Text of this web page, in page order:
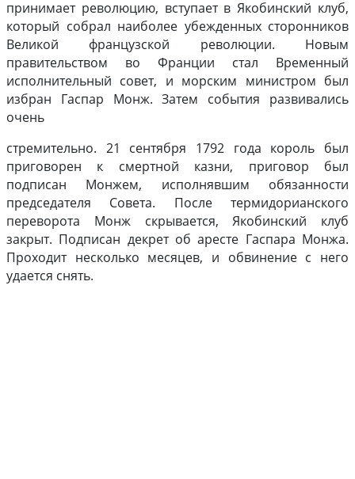
принимает революцию, вступает в Якобинский клуб,
который собрал наиболее убежденных сторонников
Великой французской революции. Новым
правительством во Франции стал Временный
исполнительный совет, и морским министром был
избран Гаспар Монж. Затем события развивались
очень
стремительно. 21 сентября 1792 года король был
приговорен к смертной казни, приговор был
подписан Монжем, исполнявшим обязанности
председателя Совета. После термидорианского
переворота Монж скрывается, Якобинский клуб
закрыт. Подписан декрет об аресте Гаспара Монжа.
Проходит несколько месяцев, и обвинение с него
удается снять.